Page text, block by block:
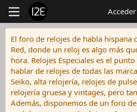
Acceder
El foro de relojes de habla hispana
Red, donde un reloj es algo más
hora. Relojes Especiales es el
hablar de relojes de todas las
Seiko, alta relojería, relojes de
relojería gruesa y vintages, pero
Además, disponemos de un foro